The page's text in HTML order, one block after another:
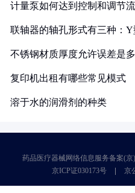
计量泵如何达到控制和调节
联轴器的轴孔形式有三种：Y
不锈钢材质厚度允许误差是
复印机出租有哪些常见模式
溶于水的润滑剂的种类
药品医疗器械网络信息服务备案(
京ICP证030173号
京